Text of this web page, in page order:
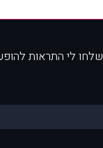
שלחו לי התראות